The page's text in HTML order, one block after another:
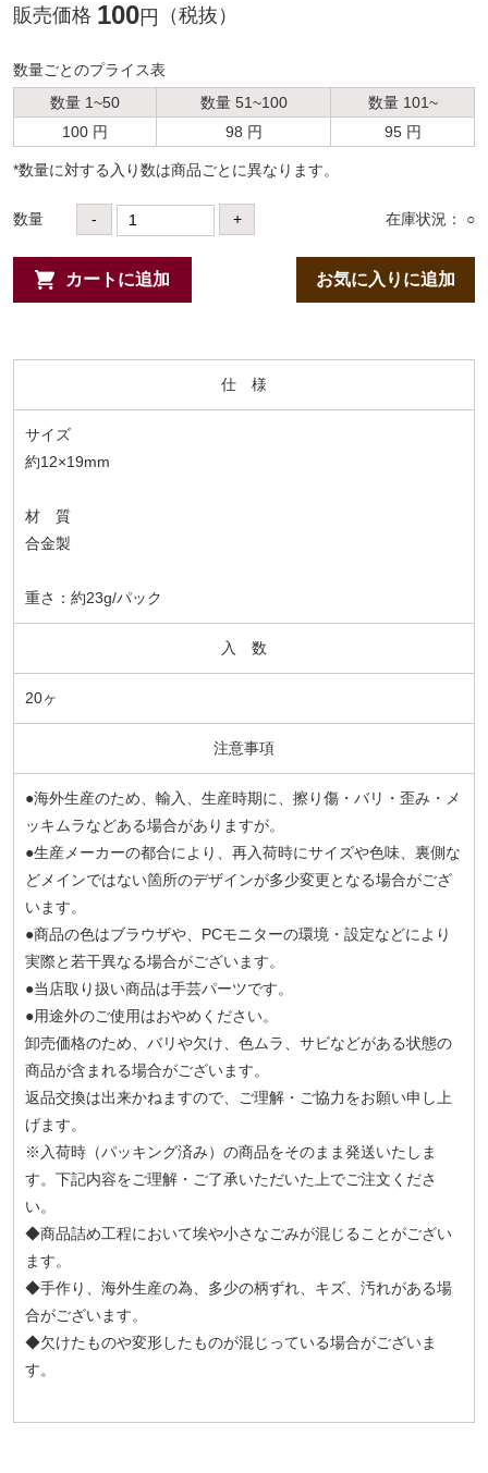
販売価格 100円 （税抜）
数量ごとのプライス表
数量 1~50
数量 51~100
数量 101~
100 円
98 円 95 円
*数量に対する⼊り数は商品ごとに異なります。
数量 - + 在庫状況： ○
カートに追加 お気に入りに追加
仕 様
サイズ
約12×19mm
材 質
合金製
重さ：約23g/パック
入 数
20ヶ
注意事項
●海外生産のため、輸入、生産時期に、擦り傷・バリ・歪み・メ
ッキムラなどある場合がありますが。
●生産メーカーの都合により、再入荷時にサイズや色味、裏側な
どメインではない箇所のデザインが多少変更となる場合がござ
います。
●商品の色はブラウザや、PCモニターの環境・設定などにより
実際と若干異なる場合がございます。
●当店取り扱い商品は手芸パーツです。
●用途外のご使用はおやめください。
卸売価格のため、バリや欠け、色ムラ、サビなどがある状態の
商品が含まれる場合がございます。
返品交換は出来かねますので、ご理解・ご協力をお願い申し上
げます。
※入荷時（パッキング済み）の商品をそのまま発送いたしま
す。下記内容をご理解・ご了承いただいた上でご注文くださ
い。
◆商品詰め工程において埃や小さなごみが混じることがござい
ます。
◆手作り、海外生産の為、多少の柄ずれ、キズ、汚れがある場
合がございます。
◆欠けたものや変形したものが混じっている場合がございま
す。